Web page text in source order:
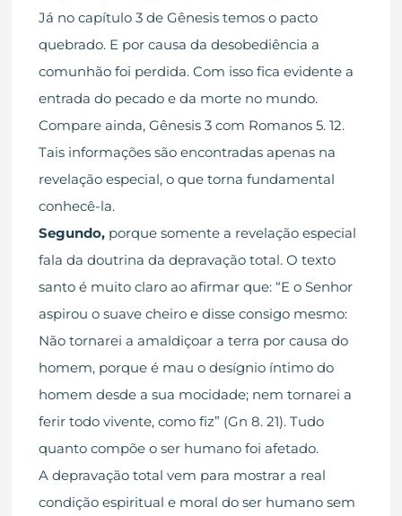
Já no capítulo 3 de Gênesis temos o pacto
quebrado. E por causa da desobediência a
comunhão foi perdida. Com isso fica evidente a
entrada do pecado e da morte no mundo.
Compare ainda, Gênesis 3 com Romanos 5. 12.
Tais informações são encontradas apenas na
revelação especial, o que torna fundamental
conhecê-la.
Segundo, porque somente a revelação especial
fala da doutrina da depravação total. O texto
santo é muito claro ao afirmar que: “E o Senhor
aspirou o suave cheiro e disse consigo mesmo:
Não tornarei a amaldiçoar a terra por causa do
homem, porque é mau o desígnio íntimo do
homem desde a sua mocidade; nem tornarei a
ferir todo vivente, como fiz” (Gn 8. 21). Tudo
quanto compõe o ser humano foi afetado.
A depravação total vem para mostrar a real
condição espiritual e moral do ser humano sem